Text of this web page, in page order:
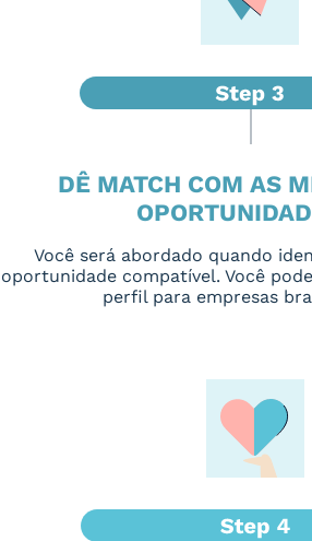
DÊ MATCH COM AS
Você será abordado quando
oportunidade compatível. Você
perfil para empresas